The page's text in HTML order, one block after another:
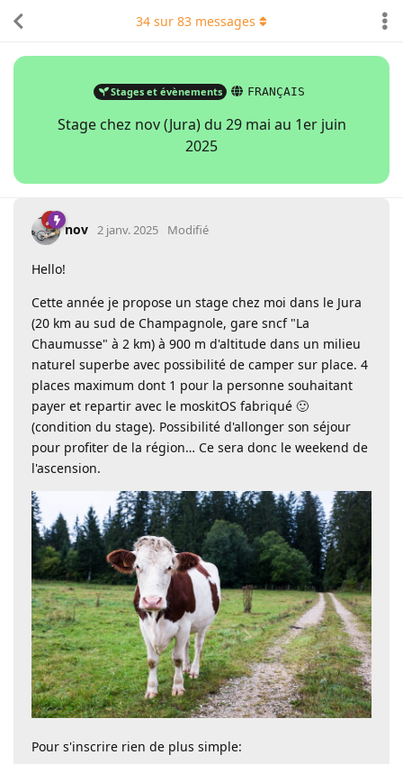
Stages et évènements FRANÇAIS
Stage chez nov (Jura) du 29 mai au 1er juin
2025
34 sur 83 messages
nov 2 janv. 2025 Modifié
Hello!
Cette année je propose un stage chez moi dans le Jura
(20 km au sud de Champagnole, gare sncf "La
Chaumusse" à 2 km) à 900 m d'altitude dans un milieu
naturel superbe avec possibilité de camper sur place. 4
places maximum dont 1 pour la personne souhaitant
payer et repartir avec le moskitOS fabriqué 🙂
(condition du stage). Possibilité d'allonger son séjour
pour profiter de la région… Ce sera donc le weekend de
l'ascension.
Pour s'inscrire rien de plus simple: